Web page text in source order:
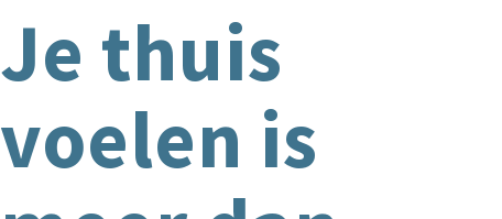
Je thuis
voelen is